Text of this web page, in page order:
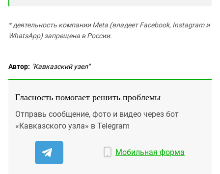
* деятельность компании Meta (владеет Facebook, Instagram и
WhatsApp) запрещена в России.
Автор: "Кавказский узел"
Гласность помогает решить проблемы
Отправь сообщение, фото и видео через бот
«Кавказского узла» в Telegram
Мобильная форма